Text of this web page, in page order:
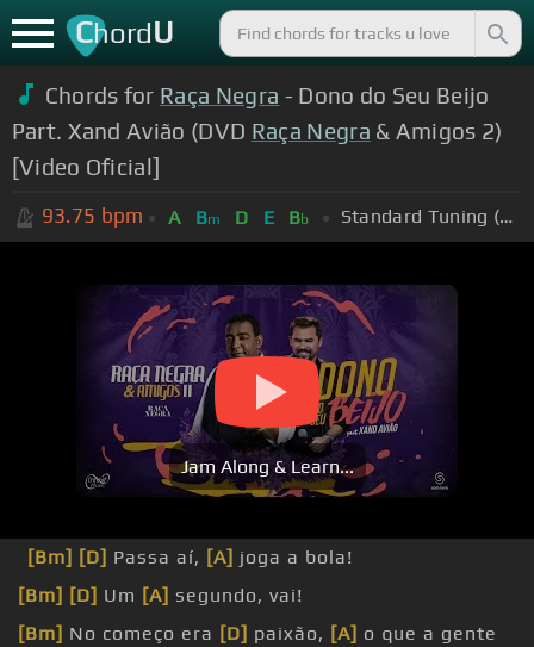
ChordU
Chords for Raça Negra - Dono do Seu Beijo
Part. Xand Avião (DVD Raça Negra & Amigos 2)
[Video Oficial]
93.75 bpm A Bm D E Bb Standard Tuning (EADGBE)
Jam Along & Learn...
[Bm] [D] Passa aí, [A] joga a bola!
[Bm] [D] Um [A] segundo, vai!
[Bm] No começo era [D] paixão, [A] o que a gente